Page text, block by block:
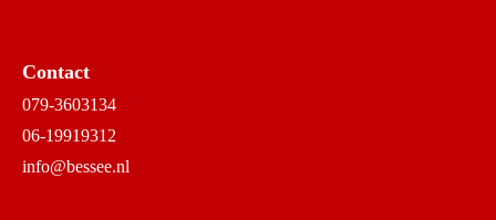
Contact
079-3603134
06-19919312
info@bessee.nl